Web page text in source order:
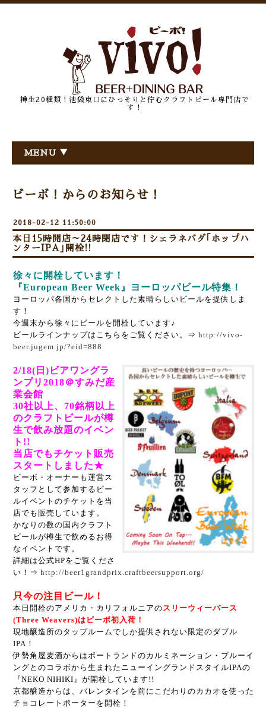
樽生20種類！池袋東口にひっそりと佇むクラフトビール専門店で
す！
MENU ▼
ビーボ！からのお知らせ！
2018-02-12 11:50:00
本日15時開店～24時閉店です！シェラネバダ｢ホップハ
ンターIPA｣開栓!!
徐々に開栓しています！
『European Beer Week』ヨーロッパビール特集！
ヨーロッパ各国からセレクトした素晴らしいビールを提供しま
す！
今週末から徐々にビールを開栓しています♪
ビールラインナップはこちらをご覧ください。⇒ http://vivo-
beer.jugem.jp/?eid=888
2/18(日)ビアワングラ
ンプリ2018＠すみだ産
業会館
30社以上、70銘柄以上
のクラフトビールが樽
生で飲み放題のイベン
ト!!
当店でもチケット販売
スタートしました★
ビーボ・オーナーも運営ス
タッフとして参加するビー
ルイベントのチケットを当
店でも販売しています。
かなりの数の国内クラフト
ビールが樽生で飲めるお得
なイベントです。
詳細は公式HPをご覧くださ
い！⇒ http://beer1grandprix.craftbeersupport.org/
只今の注目ビール！
本日開栓のアメリカ・カリフォルニアのスリーウィーバース
(Three Weavers)はビーボ初入荷！
現地醸造所のタップルームでしか提供されない限定のダブル
IPA！
伊勢角屋麦酒からはポートランドのカルミネーション・ブルーイ
ングとのコラボから生まれたニューイングランドスタイルIPAの
『NEKO NIHIKI』が開栓しています!!
京都醸造からは、バレンタインを前にこだわりのカカオを使った
チョコレートポーターを開栓！